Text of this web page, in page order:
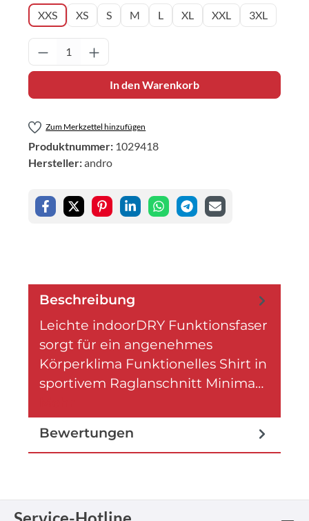
XXS XS S M L XL XXL 3XL
Produkt Anzahl: Gib den gewünschten
In den Warenkorb
Zum Merkzettel hinzufügen
Produktnummer: 1029418
Hersteller:andro
Beschreibung
Leichte indoorDRY Funktionsfaser
sorgt für ein angenehmes
Körperklima Funktionelles Shirt in
sportivem Raglanschnitt Minima…
Bewertungen